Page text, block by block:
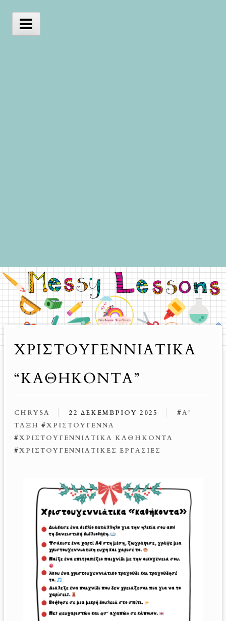
ΧΡΙΣΤΟΥΓΕΝΝΙΆΤΙΚΑ
“ΚΑΘΉΚΟΝΤΑ”
CHRYSA 22 ΔΕΚΕΜΒΡΊΟΥ 2025 #Α'
ΤΑΞΗ #ΧΡΙΣΤΟΎΓΕΝΝΑ
#ΧΡΙΣΤΟΥΓΕΝΝΙΆΤΙΚΑ ΚΑΘΉΚΟΝΤΑ
#ΧΡΙΣΤΟΥΓΕΝΝΙΆΤΙΚΕΣ ΕΡΓΑΣΊΕΣ